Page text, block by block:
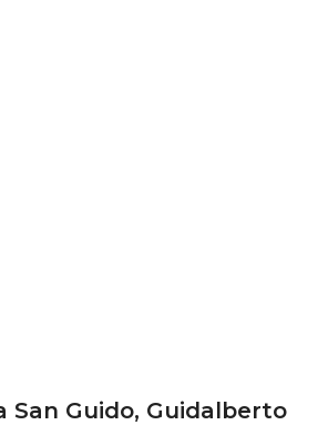
San Guido, Guidalberto